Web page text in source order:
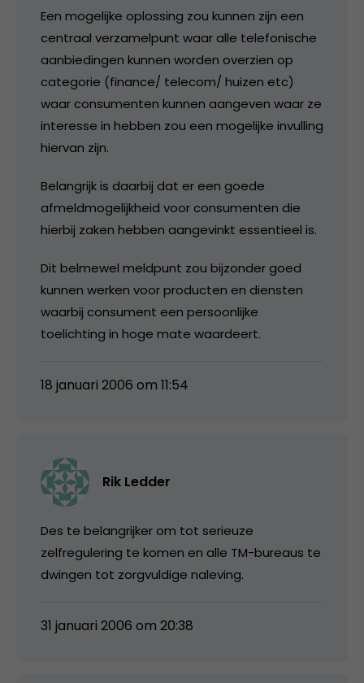
Een mogelijke oplossing zou kunnen zijn een
centraal verzamelpunt waar alle telefonische
aanbiedingen kunnen worden overzien op
categorie (finance/ telecom/ huizen etc)
waar consumenten kunnen aangeven waar ze
interesse in hebben zou een mogelijke invulling
hiervan zijn.
Belangrijk is daarbij dat er een goede
afmeldmogelijkheid voor consumenten die
hierbij zaken hebben aangevinkt essentieel is.
Dit belmewel meldpunt zou bijzonder goed
kunnen werken voor producten en diensten
waarbij consument een persoonlijke
toelichting in hoge mate waardeert.
18 januari 2006 om 11:54
Rik Ledder
Des te belangrijker om tot serieuze
zelfregulering te komen en alle TM-bureaus te
dwingen tot zorgvuldige naleving.
31 januari 2006 om 20:38